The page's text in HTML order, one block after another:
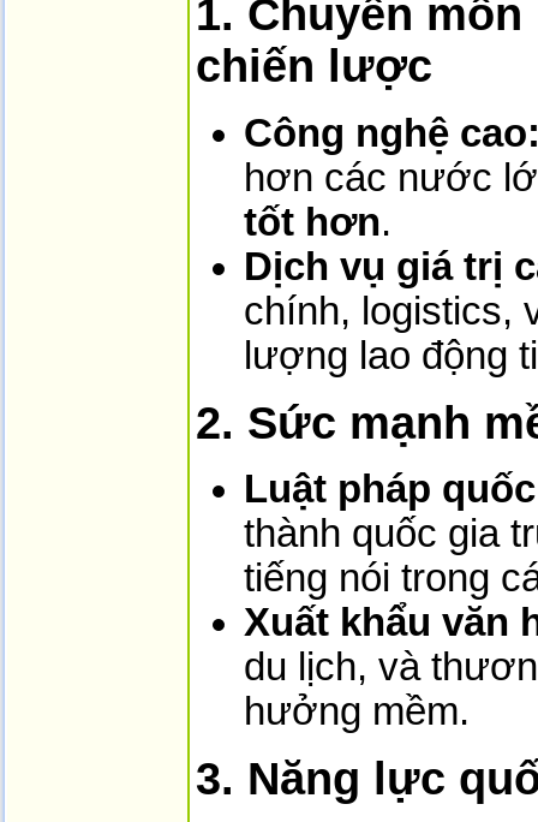
1. Chuyên
chiến lược
Công nghệ
hơn các nước
tốt hơn.
Dịch vụ giá trị
chính, logistics,
lượng lao động
2. Sức mạnh
Luật pháp
thành quốc gia
tiếng nói trong
Xuất khẩu văn
du lịch, và
hưởng mềm.
3. Năng lực